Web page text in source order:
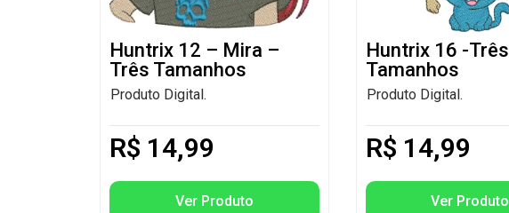
Huntrix 12 – Mira –
Três Tamanhos
Produto Digital.
R$ 14,99
Ver Produto
Huntrix 16 -Três
Tamanhos
Produto Digital.
R$ 14,99
Ver Produto